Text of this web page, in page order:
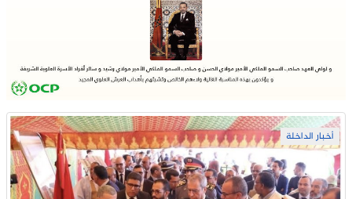
أخبار الداخلة